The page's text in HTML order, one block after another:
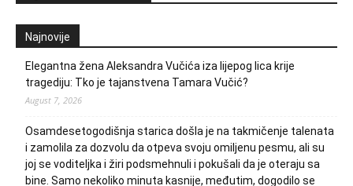
Najnovije
Elegantna žena Aleksandra Vučića iza lijepog lica krije
tragediju: Tko je tajanstvena Tamara Vučić?
August 7, 2026
Osamdesetogodišnja starica došla je na takmičenje talenata
i zamolila za dozvolu da otpeva svoju omiljenu pesmu, ali su
joj se voditeljka i žiri podsmehnuli i pokušali da je oteraju sa
bine. Samo nekoliko minuta kasnije, međutim, dogodilo se